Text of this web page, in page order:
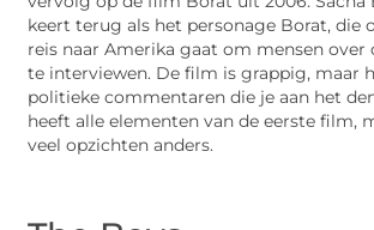
keert terug als het personage Borat, die
reis naar Amerika gaat om mensen over
te interviewen. De film is grappig, maar
politieke commentaren die je aan het
heeft alle elementen van de eerste film,
veel opzichten anders.